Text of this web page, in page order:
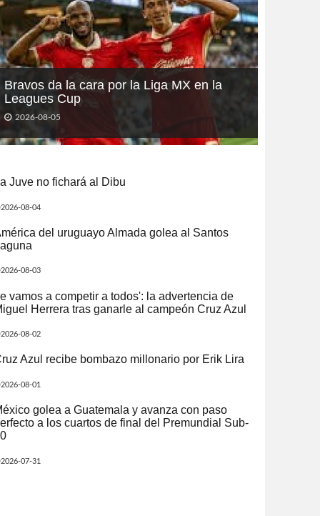
Bravos da la cara por la Liga MX en la
Leagues Cup
2026-08-05
Juve no fichará al Dibu
2026-08-04
del uruguayo Almada golea al Santos
2026-08-03
vamos a competir a todos': la advertencia de
Herrera tras ganarle al campeón Cruz Azul
2026-08-02
Azul recibe bombazo millonario por Erik Lira
2026-08-01
golea a Guatemala y avanza con paso
a los cuartos de final del Premundial Sub-
2026-07-31